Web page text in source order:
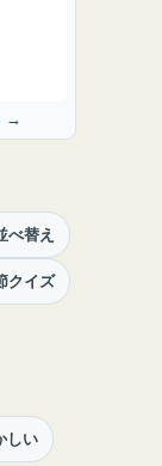
→
べ替え
クイズ
しい